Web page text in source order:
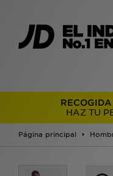
HAZ TU
Página principal